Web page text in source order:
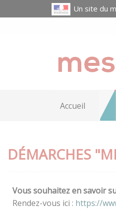
Un site du
Accueil
DÉMARCHES
Vous souhaitez en savoir
Rendez-vous ici : https://